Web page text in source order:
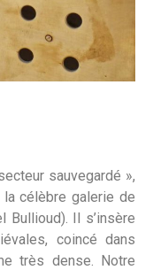
sauvegardé »,
célèbre galerie de
Bullioud). Il s’insère
coincé dans
très dense. Notre